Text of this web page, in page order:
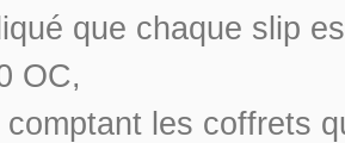
que chaque slip
OC,
comptant les coffrets